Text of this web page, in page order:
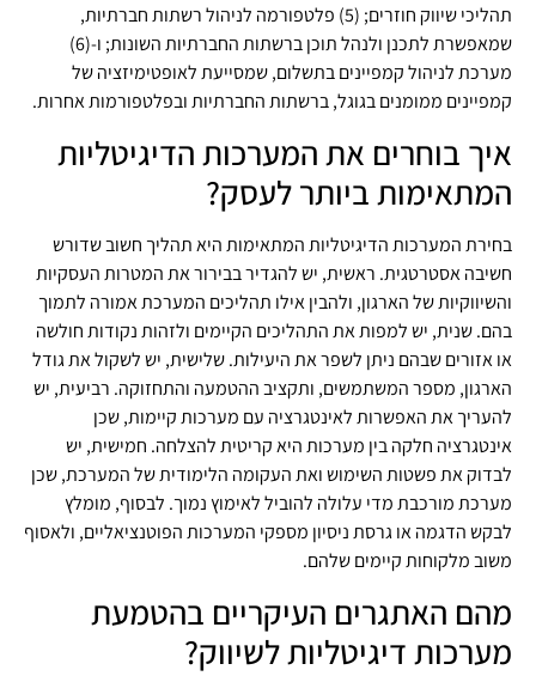
תהליכי שיווק חוזרים; (5) פלטפורמה לניהול רשתות חברתיות,
שמאפשרת לתכנן ולנהל תוכן ברשתות החברתיות השונות; ו-(6)
מערכת לניהול קמפיינים בתשלום, שמסייעת לאופטימיזציה של
קמפיינים ממומנים בגוגל, ברשתות החברתיות ובפלטפורמות אחרות.
איך בוחרים את המערכות הדיגיטליות
המתאימות ביותר לעסק?
בחירת המערכות הדיגיטליות המתאימות היא תהליך חשוב שדורש
חשיבה אסטרטגית. ראשית, יש להגדיר בבירור את המטרות העסקיות
והשיווקיות של הארגון, ולהבין אילו תהליכים המערכת אמורה לתמוך
בהם. שנית, יש למפות את התהליכים הקיימים ולזהות נקודות חולשה
או אזורים שבהם ניתן לשפר את היעילות. שלישית, יש לשקול את גודל
הארגון, מספר המשתמשים, ותקציב ההטמעה והתחזוקה. רביעית, יש
להעריך את האפשרות לאינטגרציה עם מערכות קיימות, שכן
אינטגרציה חלקה בין מערכות היא קריטית להצלחה. חמישית, יש
לבדוק את פשטות השימוש ואת העקומה הלימודית של המערכת, שכן
מערכת מורכבת מדי עלולה להוביל לאימוץ נמוך. לבסוף, מומלץ
לבקש הדגמה או גרסת ניסיון מספקי המערכות הפוטנציאליים, ולאסוף
משוב מלקוחות קיימים שלהם.
מהם האתגרים העיקריים בהטמעת
מערכות דיגיטליות לשיווק?